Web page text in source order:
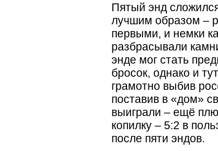
Пятый энд
лучшим образом –
первыми, и немки
разбрасывали
энде мог стать
бросок, однако и
грамотно выбив
поставив в «дом»
выиграли – ещё
копилку – 5:2 в
после пяти эндов.